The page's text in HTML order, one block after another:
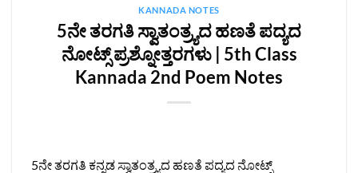
KANNADA NOTES
5ನೇ ತರಗತಿ ಸ್ವಾತಂತ್ರ್ಯದ ಹಣತೆ ಪದ್ಯದ
ನೋಟ್ಸ್‌ ಪ್ರಶ್ನೋತ್ತರಗಳು | 5th Class
Kannada 2nd Poem Notes
5ನೇ ತರಗತಿ ಕನ್ನಡ ಸ್ವಾತಂತ್ರ್ಯದ ಹಣತೆ ಪದ್ಯದ ನೋಟ್ಸ್‌